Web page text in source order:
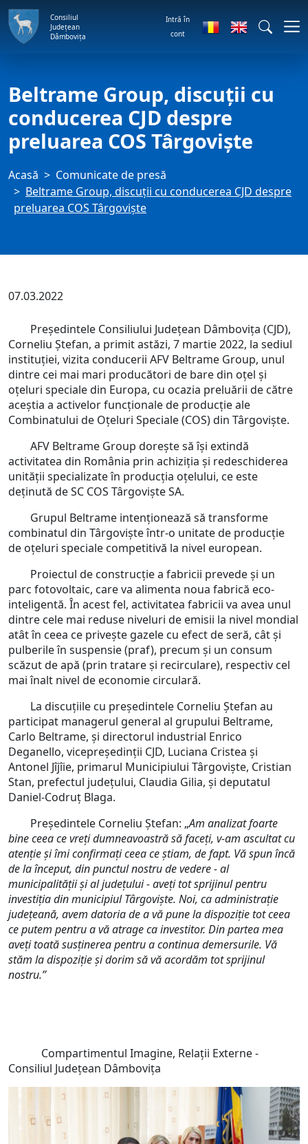
Consiliul
Județean
Dâmbovița
Intră în
cont
Beltrame Group, discuții cu
conducerea CJD despre
preluarea COS Târgoviște
Acasă
Comunicate de presă
Beltrame Group, discuții cu conducerea CJD despre
preluarea COS Târgoviște
07.03.2022
Președintele Consiliului Judeţean Dâmboviţa (CJD),
Corneliu Ștefan, a primit astăzi, 7 martie 2022, la sediul
instituției, vizita conducerii AFV Beltrame Group, unul
dintre cei mai mari producători de bare din oțel şi
oţeluri speciale din Europa, cu ocazia preluării de către
aceștia a activelor funcționale de producție ale
Combinatului de Oțeluri Speciale (COS) din Târgoviște.
AFV Beltrame Group dorește să își extindă
activitatea din România prin achiziţia și redeschiderea
unităţii specializate în producţia oţelului, ce este
deţinută de SC COS Târgoviște SA.
Grupul Beltrame intenționează să transforme
combinatul din Târgoviște într-o unitate de producție
de oțeluri speciale competitivă la nivel european.
Proiectul de construcție a fabricii prevede și un
parc fotovoltaic, care va alimenta noua fabrică eco-
inteligentă. În acest fel, activitatea fabricii va avea unul
dintre cele mai reduse niveluri de emisii la nivel mondial
atât în ceea ce privește gazele cu efect de seră, cât și
pulberile în suspensie (praf), precum și un consum
scăzut de apă (prin tratare ṣi recirculare), respectiv cel
mai înalt nivel de economie circulară.
La discuțiile cu președintele Corneliu Ștefan au
participat managerul general al grupului Beltrame,
Carlo Beltrame, și directorul industrial Enrico
Deganello, vicepreședinții CJD, Luciana Cristea și
Antonel Jîjîie, primarul Municipiului Târgoviște, Cristian
Stan, prefectul județului, Claudia Gilia, și deputatul
Daniel-Codruţ Blaga.
Președintele Corneliu Ștefan: „Am analizat foarte
bine ceea ce vreți dumneavoastră să faceți, v-am ascultat cu
atenție și îmi confirmați ceea ce știam, de fapt. Vă spun încă
de la început, din punctul nostru de vedere - al
municipalității și al județului - aveți tot sprijinul pentru
investiția din municipiul Târgoviște. Noi, ca administrație
județeană, avem datoria de a vă pune la dispoziție tot ceea
ce putem pentru a vă atrage ca investitor. Din partea mea
aveți toată susținerea pentru a continua demersurile. Vă
stăm la dispoziție și dorim să vă acordăm tot sprijinul
nostru.”
Compartimentul Imagine, Relații Externe -
Consiliul Județean Dâmbovița